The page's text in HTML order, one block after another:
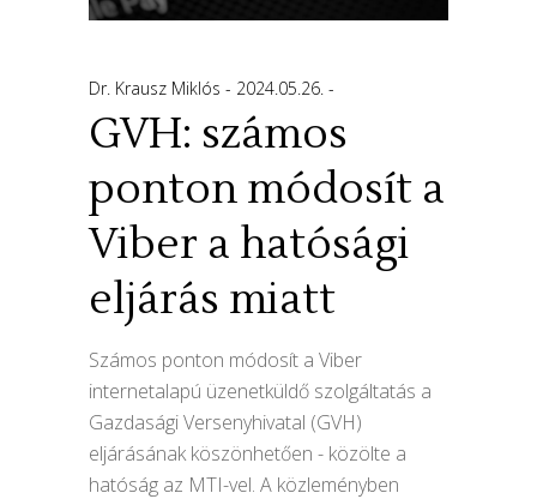
Dr. Krausz Miklós 2024.05.26.
GVH: számos
ponton módosít a
Viber a hatósági
eljárás miatt
Számos ponton módosít a Viber
internetalapú üzenetküldő szolgáltatás a
Gazdasági Versenyhivatal (GVH)
eljárásának köszönhetően - közölte a
hatóság az MTI-vel. A közleményben